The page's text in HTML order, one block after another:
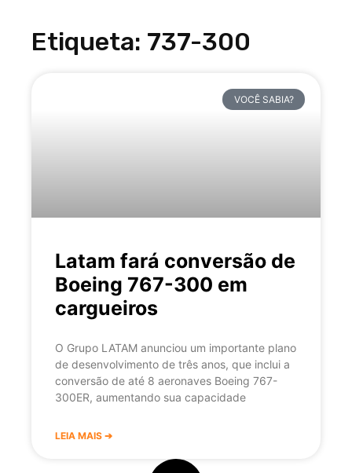
Etiqueta: 737-300
VOCÊ SABIA?
Latam fará conversão de
Boeing 767-300 em
cargueiros
O Grupo LATAM anunciou um importante plano
de desenvolvimento de três anos, que inclui a
conversão de até 8 aeronaves Boeing 767-
300ER, aumentando sua capacidade
LEIA MAIS ➔